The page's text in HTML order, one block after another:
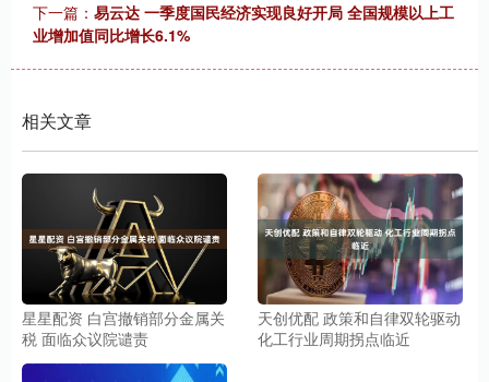
下一篇： 易云达 一季度国民经济实现良好开局 全国规模以上工
业增加值同比增长6.1%
相关文章
星星配资 白宫撤销部分金属关
税 面临众议院谴责
天创优配 政策和自律双轮驱动
化工行业周期拐点临近